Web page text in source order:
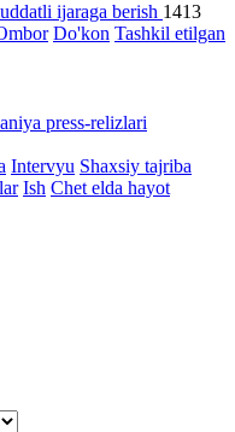
ijaraga berish 1413
Do'kon Tashkil etilgan
press-relizlari
Intervyu Shaxsiy tajriba
Ish Chet elda hayot